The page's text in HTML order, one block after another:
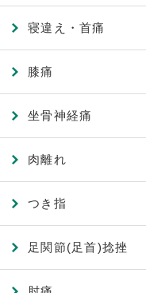
寝違え・首痛
膝痛
坐骨神経痛
肉離れ
つき指
足関節(足首)捻挫